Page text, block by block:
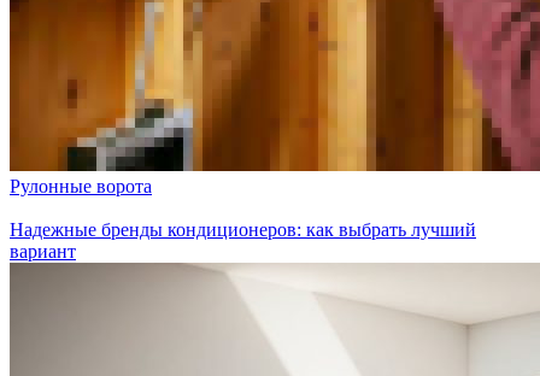
Рулонные ворота
Надежные бренды кондиционеров: как выбрать лучший
вариант